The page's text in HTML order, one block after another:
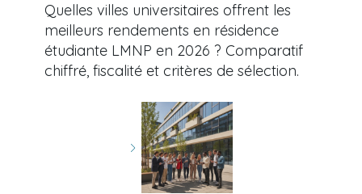
Quelles villes universitaires offrent les
meilleurs rendements en résidence
étudiante LMNP en 2026 ? Comparatif
chiffré, fiscalité et critères de sélection.